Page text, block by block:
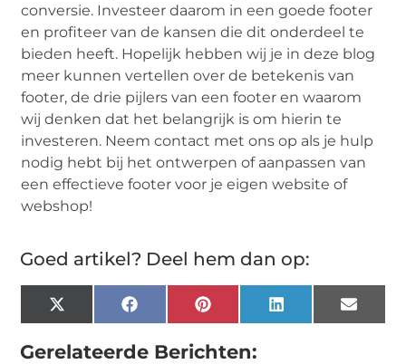
conversie. Investeer daarom in een goede footer
en profiteer van de kansen die dit onderdeel te
bieden heeft. Hopelijk hebben wij je in deze blog
meer kunnen vertellen over de betekenis van
footer, de drie pijlers van een footer en waarom
wij denken dat het belangrijk is om hierin te
investeren. Neem contact met ons op als je hulp
nodig hebt bij het ontwerpen of aanpassen van
een effectieve footer voor je eigen website of
webshop!
Goed artikel? Deel hem dan op:
X
(Twitter)
FacebookPinterest LinkedIn Email
Gerelateerde Berichten: